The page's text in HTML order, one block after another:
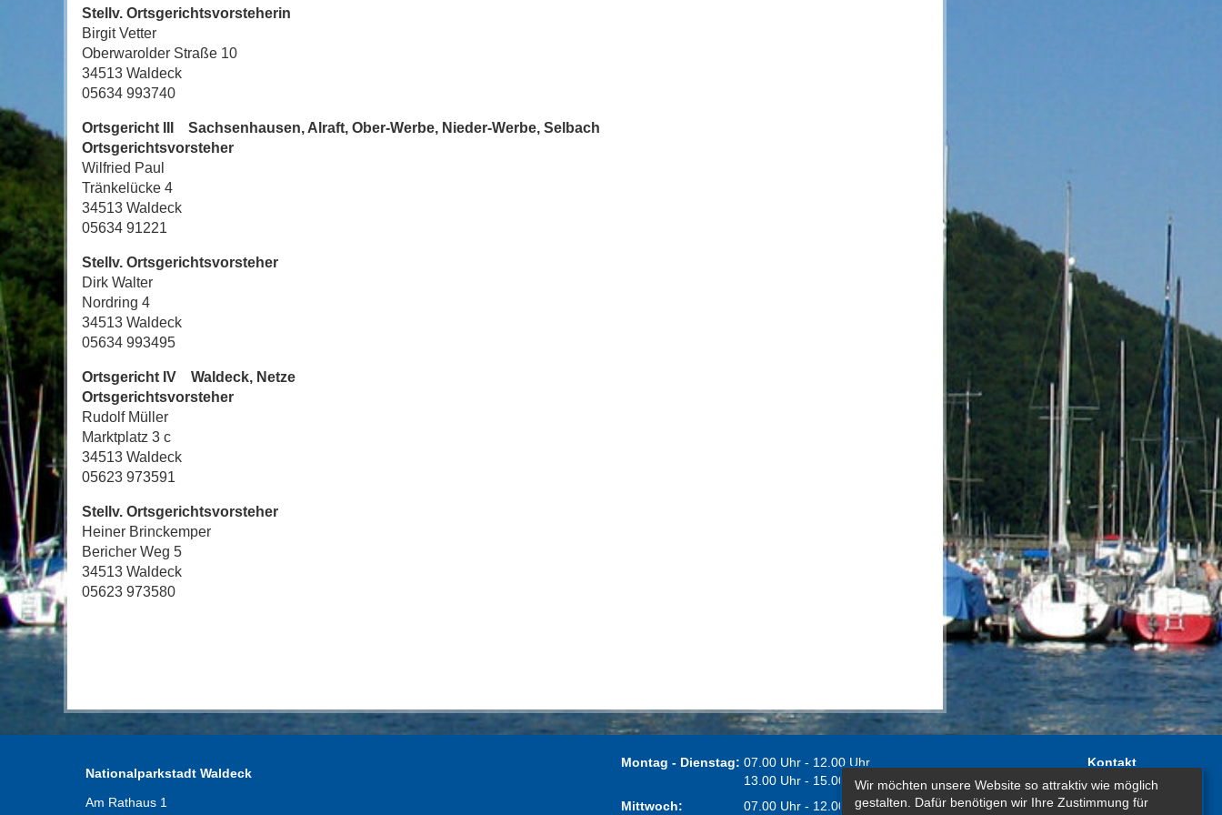
Stellv. Ortsgerichtsvorsteherin
Birgit Vetter
Oberwarolder Straße 10
34513 Waldeck
05634 993740
Ortsgericht III Sachsenhausen, Alraft, Ober-Werbe, Nieder-Werbe, Selbach
Ortsgerichtsvorsteher
Wilfried Paul
Tränkelücke 4
34513 Waldeck
05634 91221
Stellv. Ortsgerichtsvorsteher
Dirk Walter
Nordring 4
34513 Waldeck
05634 993495
Ortsgericht IV Waldeck, Netze
Ortsgerichtsvorsteher
Rudolf Müller
Marktplatz 3 c
34513 Waldeck
05623 973591
Stellv. Ortsgerichtsvorsteher
Heiner Brinckemper
Bericher Weg 5
34513 Waldeck
05623 973580
Nationalparkstadt Waldeck
Am Rathaus 1
Montag - Dienstag: 07.00 Uhr - 12.00 Uhr
13.00 Uhr - 15.00 Uhr
Mittwoch:
07.00 Uhr - 12.00 Uhr
Kontakt
Impressum
Wir möchten unsere Website so attraktiv wie möglich
gestalten. Dafür benötigen wir Ihre Zustimmung für